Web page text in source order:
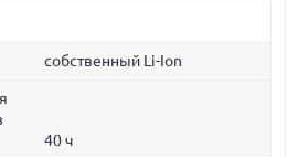
собственный Li-Ion
40 ч